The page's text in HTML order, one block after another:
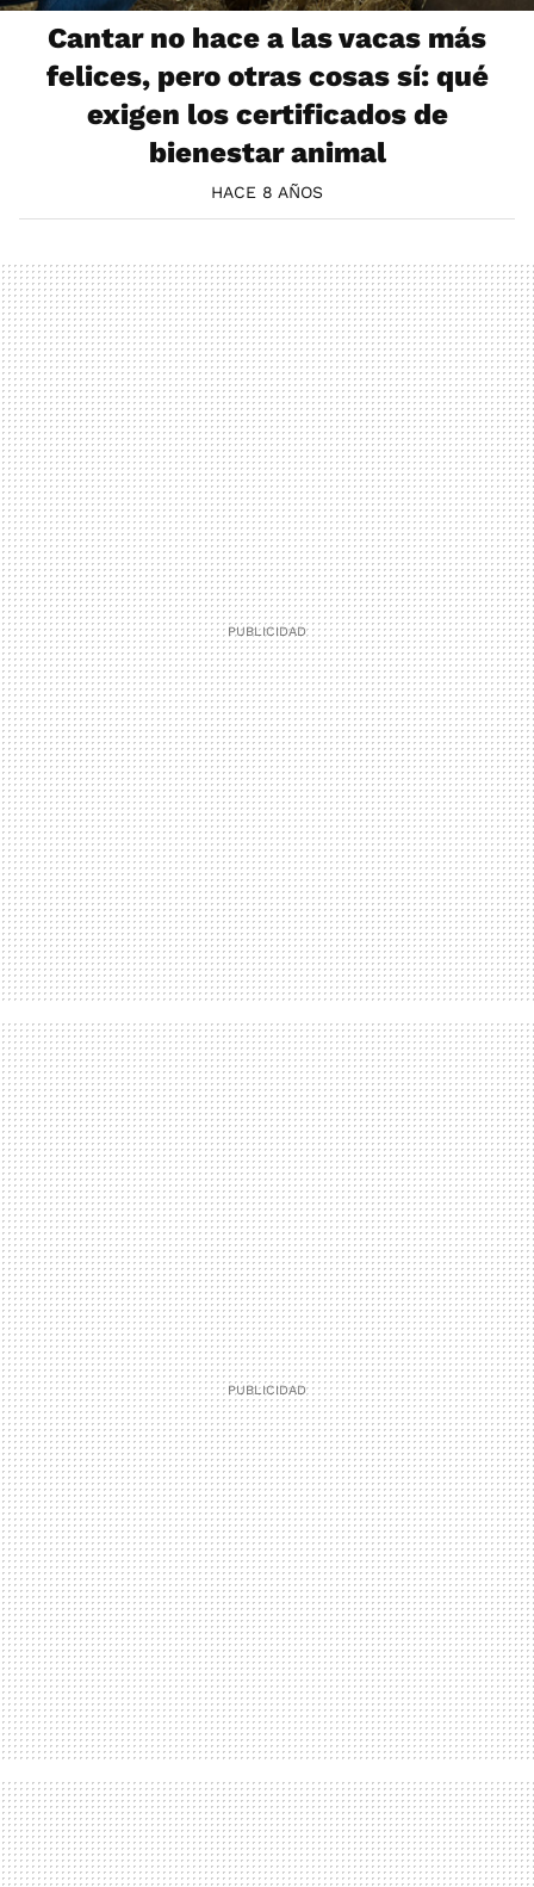
Cantar no hace a las vacas más
felices, pero otras cosas sí: qué
exigen los certificados de
bienestar animal
HACE 8 AÑOS